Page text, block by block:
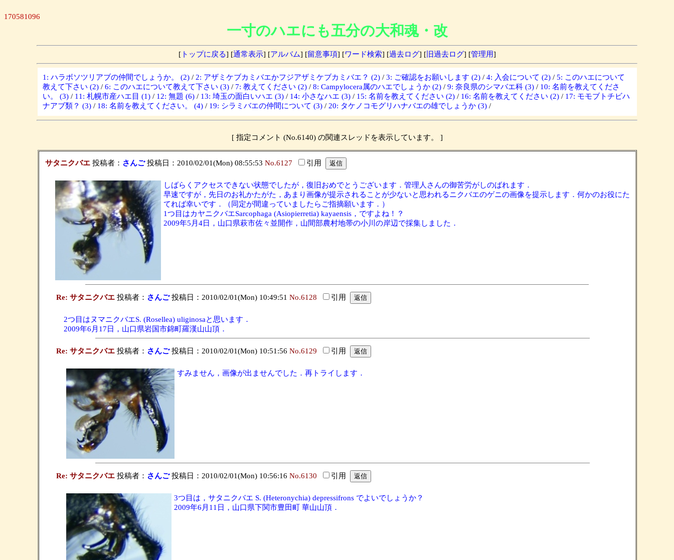
170581096
一寸のハエにも五分の大和魂・改
[トップに戻る] [通常表示] [アルバム] [留意事項] [ワード検索] [過去ログ] [旧過去ログ] [管理用]
1: ハラボソツリアブの仲間でしょうか。 (2) / 2: アザミケブカミバエかフジアザミケブカミバエ？ (2) / 3: ご確認をお願いします (2) / 4: 入会について (2) / 5: このハエについて
教えて下さい (2) / 6: このハエについて教えて下さい (3) / 7: 教えてください (2) / 8: Campylocera属のハエでしょうか (2) / 9: 奈良県のシマバエ科 (3) / 10: 名前を教えてくださ
い。 (3) / 11: 札幌市産ハエ目 (1) / 12: 無題 (6) / 13: 埼玉の面白いハエ (3) / 14: 小さなハエ (3) / 15: 名前を教えてください (2) / 16: 名前を教えてください (2) / 17: モモブトチビハ
ナアブ類？ (3) / 18: 名前を教えてください。 (4) / 19: シラミバエの仲間について (3) / 20: タケノコモグリハナバエの雄でしょうか (3) /
[ 指定コメント (No.6140) の関連スレッドを表示しています。 ]
サタニクバエ投稿者： さんご投稿日：2010/02/01(Mon) 08:55:53 No.6127 引用
しばらくアクセスできない状態でしたが，復旧おめでとうございます．管理人さんの御苦労がしのばれます．
早速ですが，先日のお礼かたがた，あまり画像が提示されることが少ないと思われるニクバエのゲニの画像を提示します．何かのお役にた
てれば幸いです．（同定が間違っていましたらご指摘願います．）
1つ目はカヤニクバエSarcophaga (Asiopierretia) kayaensis，ですよね！？
2009年5月4日，山口県萩市佐々並開作，山間部農村地帯の小川の岸辺で採集しました．
Re: サタニクバエ投稿者： さんご投稿日：2010/02/01(Mon) 10:49:51 No.6128 引用
2つ目はヌマニクバエS. (Rosellea) uliginosaと思います．
2009年6月17日，山口県岩国市錦町羅漢山山頂．
Re: サタニクバエ投稿者： さんご投稿日：2010/02/01(Mon) 10:51:56 No.6129 引用
すみません，画像が出ませんでした．再トライします．
Re: サタニクバエ投稿者： さんご 投稿日：2010/02/01(Mon) 10:56:16 No.6130 引用
3つ目は，サタニクバエ S. (Heteronychia) depressifrons でよいでしょうか？
2009年6月11日，山口県下関市豊田町 華山山頂．